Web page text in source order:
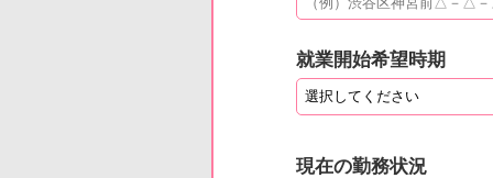
就業開始希望時期
現在の勤務状況